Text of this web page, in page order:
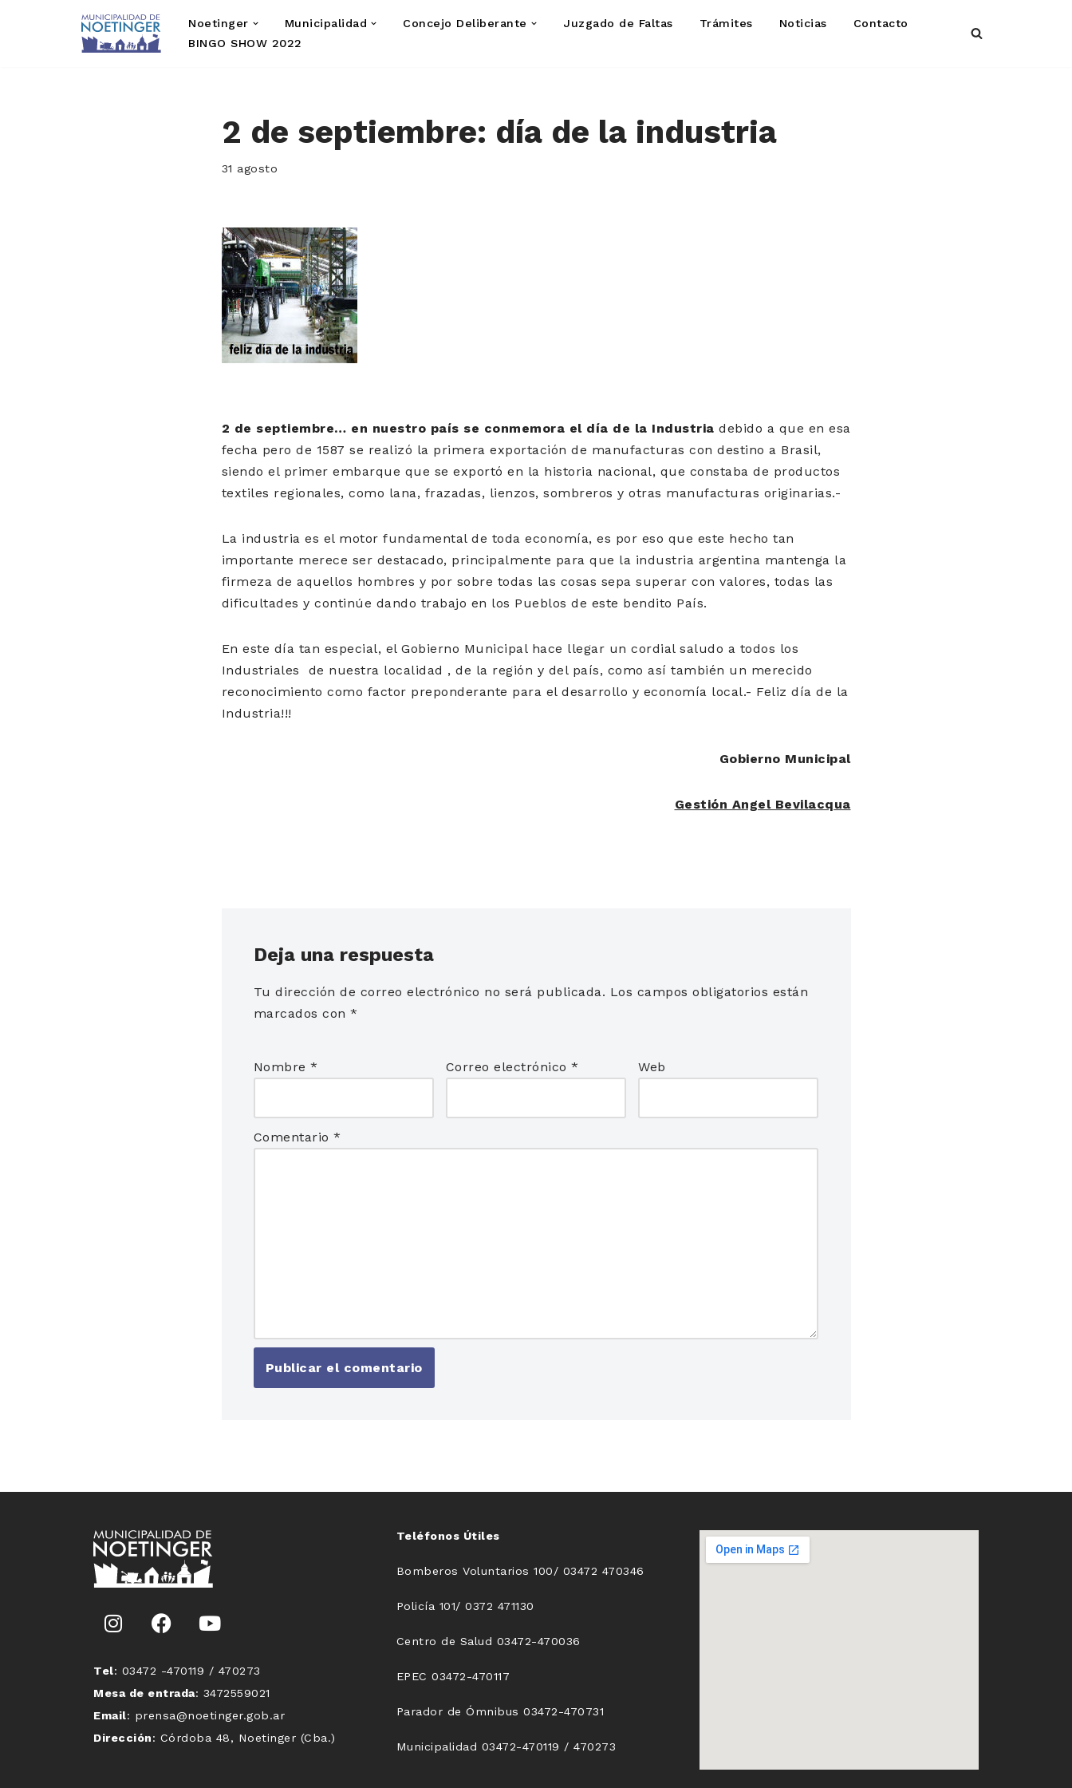
Noetinger Municipalidad Concejo Deliberante Juzgado de Faltas Trámites Noticias
Contacto
BINGO SHOW 2022
2 de septiembre: día de la industria
31 agosto
2 de septiembre… en nuestro país se conmemora el día de la Industria debido a que en esa
fecha pero de 1587 se realizó la primera exportación de manufacturas con destino a Brasil,
siendo el primer embarque que se exportó en la historia nacional, que constaba de productos
textiles regionales, como lana, frazadas, lienzos, sombreros y otras manufacturas originarias.-
La industria es el motor fundamental de toda economía, es por eso que este hecho tan
importante merece ser destacado, principalmente para que la industria argentina mantenga la
firmeza de aquellos hombres y por sobre todas las cosas sepa superar con valores, todas las
dificultades y continúe dando trabajo en los Pueblos de este bendito País.
En este día tan especial, el Gobierno Municipal hace llegar un cordial saludo a todos los
Industriales de nuestra localidad , de la región y del país, como así también un merecido
reconocimiento como factor preponderante para el desarrollo y economía local.- Feliz día de la
Industria!!!
Gobierno Municipal
Gestión Angel Bevilacqua
Deja una respuesta
Tu dirección de correo electrónico no será publicada. Los campos obligatorios están
marcados con *
Nombre * Correo electrónico* Web
Comentario *
Tel: 03472 -470119 / 470273
Mesa de entrada: 3472559021
Email: prensa@noetinger.gob.ar
Dirección: Córdoba 48, Noetinger (Cba.)
Teléfonos Útiles
Bomberos Voluntarios 100/ 03472 470346
Policía 101/ 0372 471130
Centro de Salud 03472-470036
EPEC 03472-470117
Parador de Ómnibus 03472-470731
Municipalidad 03472-470119 / 470273